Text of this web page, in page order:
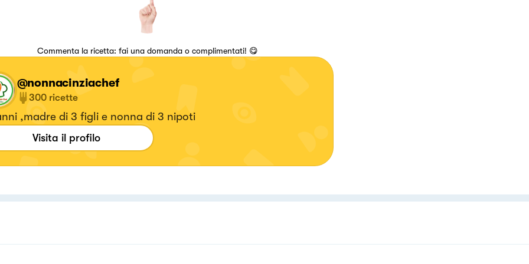
Commenta la ricetta: fai una domanda o complimentati! 😋
@nonnacinziachef
300 ricette
,madre di 3 figli e nonna di 3 nipoti
Visita il profilo